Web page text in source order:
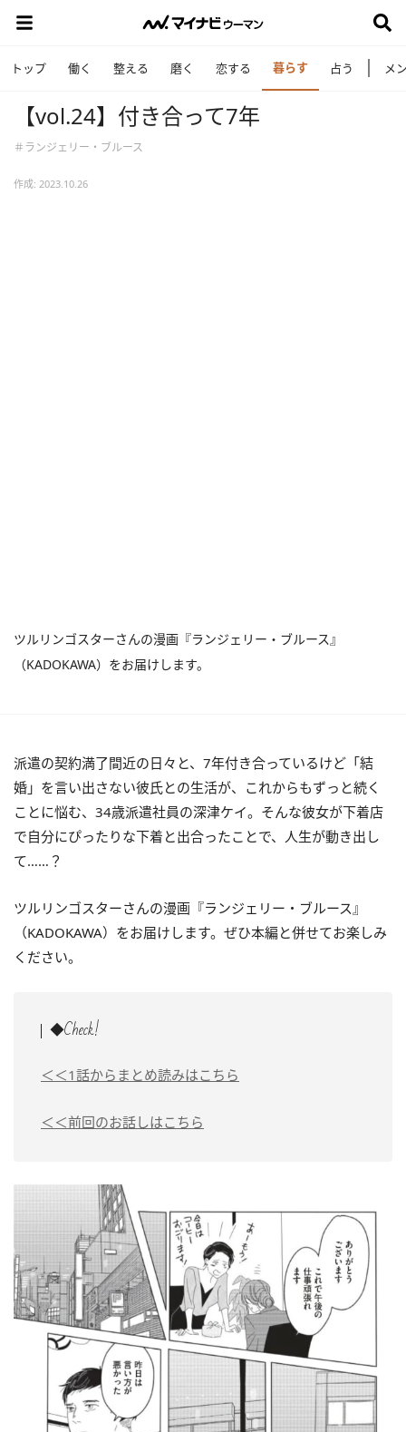
トップ 働く 整える 磨く 恋する 暮らす 占う メ
【vol.24】付き合って7年
＃ランジェリー・ブルース
作成: 2023.10.26
ツルリンゴスターさんの漫画『ランジェリー・ブルース』
（KADOKAWA）をお届けします。
派遣の契約満了間近の日々と、7年付き合っているけど「結
婚」を言い出さない彼氏との生活が、これからもずっと続く
ことに悩む、34歳派遣社員の深津ケイ。そんな彼女が下着店
で自分にぴったりな下着と出合ったことで、人生が動き出し
て……？
ツルリンゴスターさんの漫画『ランジェリー・ブルース』
（KADOKAWA）をお届けします。ぜひ本編と併せてお楽しみ
ください。
◆Check!
＜＜1話からまとめ読みはこちら
＜＜前回のお話しはこちら